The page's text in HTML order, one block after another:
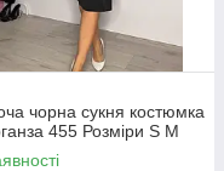
чорна сукня костюмка
455 Розміри S M